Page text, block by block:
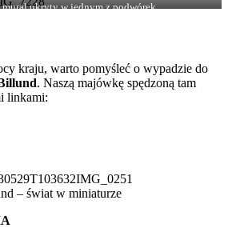
mural ukryty w jednym z podwórek
kraju, warto pomyśleć o wypadzie do
. Naszą majówkę spędzoną tam
linkami:
– świat w miniaturze